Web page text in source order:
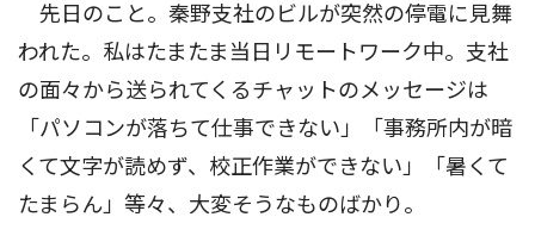
先日のこと。秦野支社のビルが突然の停電に見舞
われた。私はたまたま当日リモートワーク中。支社
の面々から送られてくるチャットのメッセージは
「パソコンが落ちて仕事できない」「事務所内が暗
くて文字が読めず、校正作業ができない」「暑くて
たまらん」等々、大変そうなものばかり。